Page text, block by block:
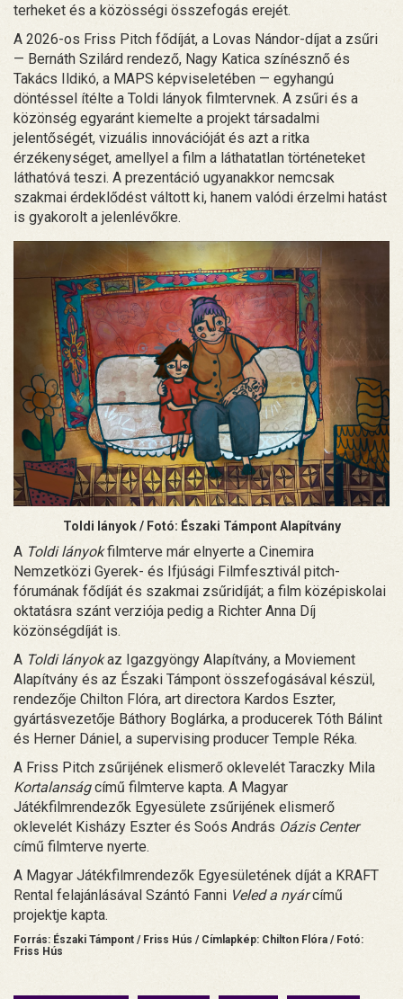
terheket és a közösségi összefogás erejét.
A 2026-os Friss Pitch fődíját, a Lovas Nándor-díjat a zsűri
— Bernáth Szilárd rendező, Nagy Katica színésznő és
Takács Ildikó, a MAPS képviseletében — egyhangú
döntéssel ítélte a Toldi lányok filmtervnek. A zsűri és a
közönség egyaránt kiemelte a projekt társadalmi
jelentőségét, vizuális innovációját és azt a ritka
érzékenységet, amellyel a film a láthatatlan történeteket
láthatóvá teszi. A prezentáció ugyanakkor nemcsak
szakmai érdeklődést váltott ki, hanem valódi érzelmi hatást
is gyakorolt a jelenlévőkre.
Toldi lányok / Fotó: Északi Támpont Alapítvány
A Toldi lányokfilmterve már elnyerte a Cinemira
Nemzetközi Gyerek- és Ifjúsági Filmfesztivál pitch-
fórumának fődíját és szakmai zsűridíját; a film középiskolai
oktatásra szánt verziója pedig a Richter Anna Díj
közönségdíját is.
A Toldi lányokaz Igazgyöngy Alapítvány, a Moviement
Alapítvány és az Északi Támpont összefogásával készül,
rendezője Chilton Flóra, art directora Kardos Eszter,
gyártásvezetője Báthory Boglárka, a producerek Tóth Bálint
és Herner Dániel, a supervising producer Temple Réka.
A Friss Pitch zsűrijének elismerő oklevelét Taraczky Mila
Kortalanságcímű filmterve kapta. A Magyar
Játékfilmrendezők Egyesülete zsűrijének elismerő
oklevelét Kisházy Eszter és Soós András Oázis Center
című filmterve nyerte.
A Magyar Játékfilmrendezők Egyesületének díját a KRAFT
Rental felajánlásával Szántó Fanni Veled a nyárcímű
projektje kapta.
Forrás: Északi Támpont / Friss Hús / Címlapkép: Chilton Flóra / Fotó:
Friss Hús